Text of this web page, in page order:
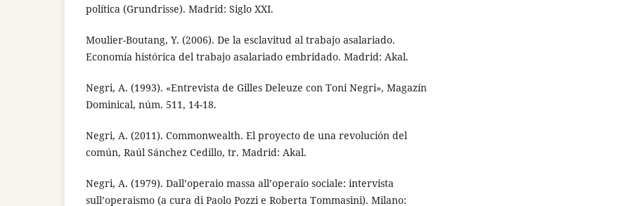
política (Grundrisse). Madrid: Siglo XXI.
Moulier-Boutang, Y. (2006). De la esclavitud al trabajo asalariado.
Economía histórica del trabajo asalariado embridado. Madrid: Akal.
Negri, A. (1993). «Entrevista de Gilles Deleuze con Toni Negri», Magazín
Dominical, núm. 511, 14-18.
Negri, A. (2011). Commonwealth. El proyecto de una revolución del
común, Raúl Sánchez Cedillo, tr. Madrid: Akal.
Negri, A. (1979). Dall’operaio massa all’operaio sociale: intervista
sull’operaismo (a cura di Paolo Pozzi e Roberta Tommasini). Milano: